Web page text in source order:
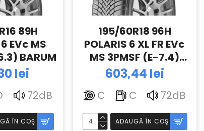
89H
EVc MS
BARUM
lei
72dB
ÎN COŞ
195/60R18 96H
POLARIS 6 XL FR EVc
MS 3PMSF (E-7.4)
BARUM
603,44 lei
C C 72dB
ADAUGĂ ÎN COŞ